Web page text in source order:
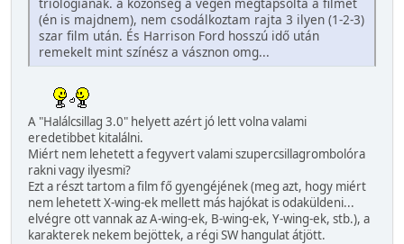
(én is majdnem), nem csodálkoztam rajta 3 ilyen (1-2-3)
szar film után. És Harrison Ford hosszú idő után
remekelt mint színész a vásznon omg...
A "Halálcsillag 3.0" helyett azért jó lett volna valami
eredetibbet kitalálni.
Miért nem lehetett a fegyvert valami szupercsillagrombolóra
rakni vagy ilyesmi?
Ezt a részt tartom a film fő gyengéjének (meg azt, hogy miért
nem lehetett X-wing-ek mellett más hajókat is odaküldeni...
elvégre ott vannak az A-wing-ek, B-wing-ek, Y-wing-ek, stb.), a
karakterek nekem bejöttek, a régi SW hangulat átjött.